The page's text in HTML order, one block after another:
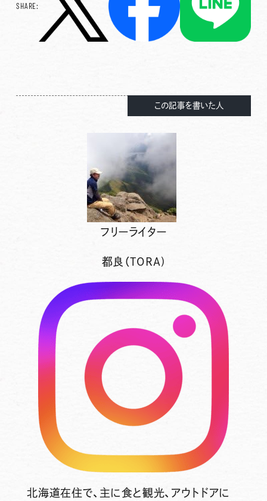
SHARE:
この記事を書いた人
フリーライター
都良（TORA)
北海道在住で、主に食と観光、アウトドアに